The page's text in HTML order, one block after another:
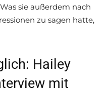
sie außerdem nach
zu sagen hatte,
Hailey
mit